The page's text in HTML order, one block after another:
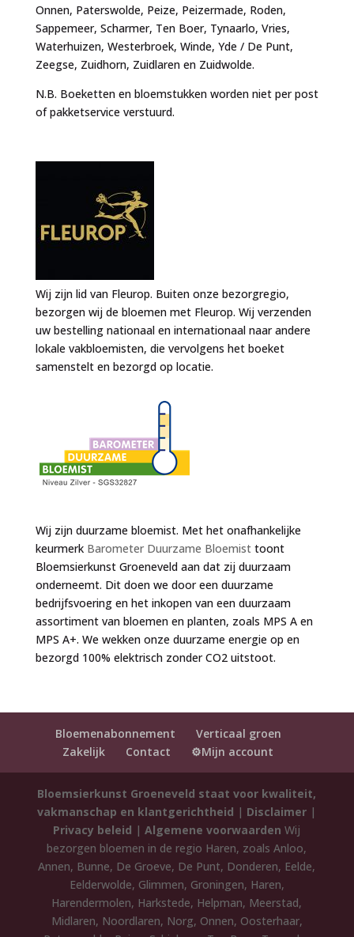
Onnen, Paterswolde, Peize, Peizermade, Roden,
Sappemeer, Scharmer, Ten Boer, Tynaarlo, Vries,
Waterhuizen, Westerbroek, Winde, Yde / De Punt,
Zeegse, Zuidhorn, Zuidlaren en Zuidwolde.
N.B. Boeketten en bloemstukken worden niet per post
of pakketservice verstuurd.
Wij zijn lid van Fleurop. Buiten onze bezorgregio,
bezorgen wij de bloemen met Fleurop. Wij verzenden
uw bestelling nationaal en internationaal naar andere
lokale vakbloemisten, die vervolgens het boeket
samenstelt en bezorgd op locatie.
Wij zijn duurzame bloemist. Met het onafhankelijke
keurmerk Barometer Duurzame Bloemisttoont
Bloemsierkunst Groeneveld aan dat zij duurzaam
onderneemt. Dit doen we door een duurzame
bedrijfsvoering en het inkopen van een duurzaam
assortiment van bloemen en planten, zoals MPS A en
MPS A+. We wekken onze duurzame energie op en
bezorgd 100% elektrisch zonder CO2 uitstoot.
Bloemenabonnement
Verticaal groen
Zakelijk
Contact ⚙️Mijn account
Bloemsierkunst Groeneveld staat voor kwaliteit,
vakmanschap en klantgerichtheid | Disclaimer |
Privacy beleid |Algemene voorwaarden Wij
bezorgen bloemen in de regio Haren, zoals Anloo,
Annen, Bunne, De Groeve, De Punt, Donderen, Eelde,
Eelderwolde, Glimmen, Groningen, Haren,
Harendermolen, Harkstede, Helpman, Meerstad,
Midlaren, Noordlaren, Norg, Onnen, Oosterhaar,